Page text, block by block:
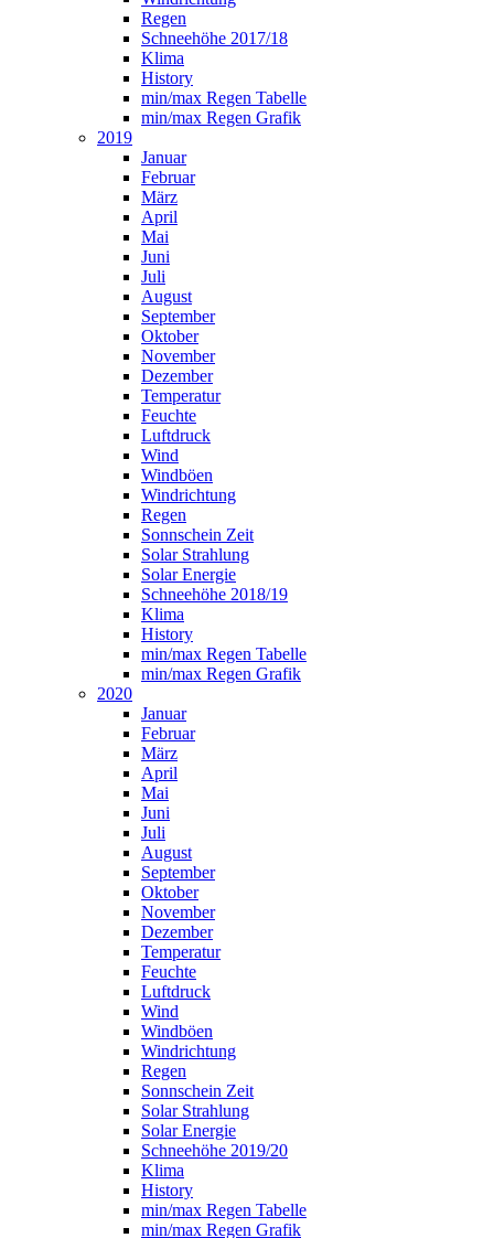
Regen
Schneehöhe 2017/18
Klima
History
min/max Regen Tabelle
min/max Regen Grafik
2019
Januar
Februar
März
April
Mai
Juni
Juli
August
September
Oktober
November
Dezember
Temperatur
Feuchte
Luftdruck
Wind
Windböen
Windrichtung
Regen
Sonnschein Zeit
Solar Strahlung
Solar Energie
Schneehöhe 2018/19
Klima
History
min/max Regen Tabelle
min/max Regen Grafik
2020
Januar
Februar
März
April
Mai
Juni
Juli
August
September
Oktober
November
Dezember
Temperatur
Feuchte
Luftdruck
Wind
Windböen
Windrichtung
Regen
Sonnschein Zeit
Solar Strahlung
Solar Energie
Schneehöhe 2019/20
Klima
History
min/max Regen Tabelle
min/max Regen Grafik